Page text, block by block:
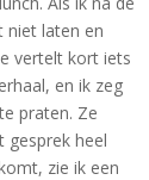
niet laten en
vertelt kort iets
en ik zeg
praten. Ze
gesprek heel
zie ik een